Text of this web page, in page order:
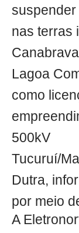
suspender
nas terras
Lagoa
como
500kV
Tucuruí/
Dutra,
por meio
A